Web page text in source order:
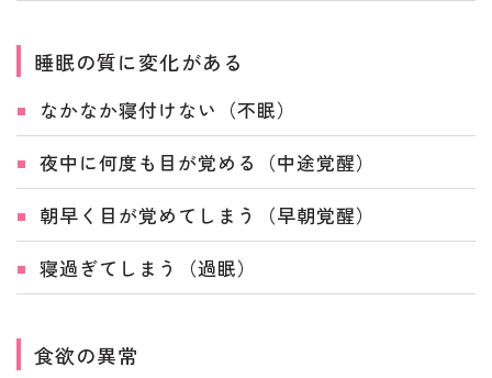
睡眠の質に変化がある
なかなか寝付けない（不眠）
夜中に何度も目が覚める（中途覚醒）
朝早く目が覚めてしまう（早朝覚醒）
寝過ぎてしまう（過眠）
食欲の異常